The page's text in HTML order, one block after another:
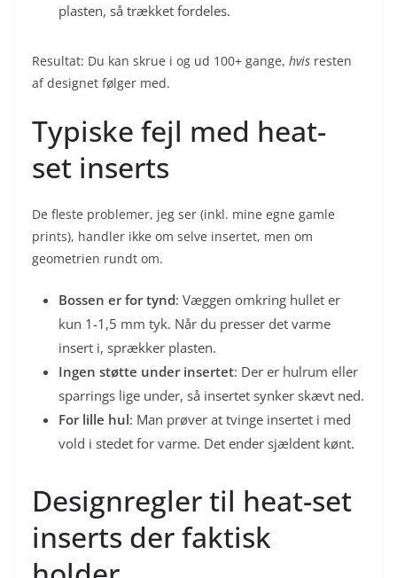
plasten, så trækket fordeles.
Resultat: Du kan skrue i og ud 100+ gange, hvis resten
af designet følger med.
Typiske fejl med heat-
set inserts
De fleste problemer, jeg ser (inkl. mine egne gamle
prints), handler ikke om selve insertet, men om
geometrien rundt om.
Bossen er for tynd: Væggen omkring hullet er
kun 1-1,5 mm tyk. Når du presser det varme
insert i, sprækker plasten.
Ingen støtte under insertet: Der er hulrum eller
sparrings lige under, så insertet synker skævt ned.
For lille hul: Man prøver at tvinge insertet i med
vold i stedet for varme. Det ender sjældent kønt.
Designregler til heat-set
inserts der faktisk